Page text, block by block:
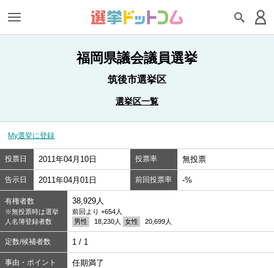
福岡県議会議員選挙
筑後市選挙区
選挙区一覧
My選挙に登録
投票日 2011年04月10日 投票率 無投票
告示日 2011年04月01日 前回投票率 -%
有権者数
※無投票時は選挙
人名簿登録者数
38,929人
前回より +654人
男性
18,230人 女性 20,699人
定数/候補者数 1 / 1
事由・ポイント 任期満了